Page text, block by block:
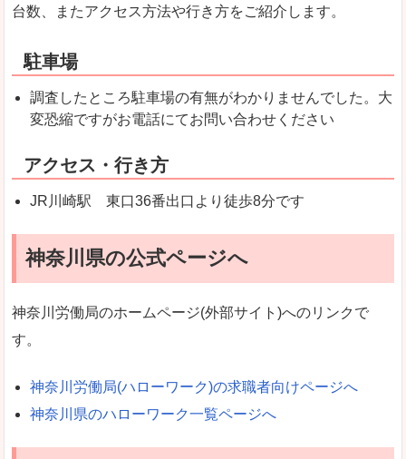
台数、またアクセス方法や行き方をご紹介します。
駐車場
調査したところ駐車場の有無がわかりませんでした。大
変恐縮ですがお電話にてお問い合わせください
アクセス・行き方
JR川崎駅 東口36番出口より徒歩8分です
神奈川県の公式ページへ
神奈川労働局のホームページ(外部サイト)へのリンクで
す。
神奈川労働局(ハローワーク)の求職者向けページへ
神奈川県のハローワーク一覧ページへ